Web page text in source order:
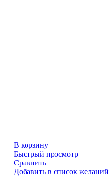
В корзину
Быстрый просмотр
Сравнить
Добавить в список желаний